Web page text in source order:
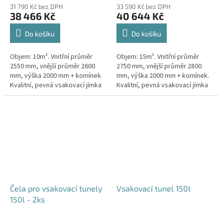
produktu
je
5,0
hvězdiček.
31 790 Kč bez DPH
38 466 Kč
Do košíku
Objem: 10m³. Vnitřní průměr
2550 mm, vnější průměr 2600
mm, výška 2000 mm + komínek.
Kvalitní, pevná vsakovací jímka
(nádrž) bez potřeby
produktu
je
5,0
hvězdiček.
33 590 Kč bez DPH
40 644 Kč
Do košíku
Objem: 15m³. Vnitřní průměr
2750 mm, vnější průměr 2800
mm, výška 2000 mm + komínek.
Kvalitní, pevná vsakovací jímka
(nádrž) bez potřeby
Čela pro vsakovací tunely
150l - 2ks
Vsakovací tunel 150l